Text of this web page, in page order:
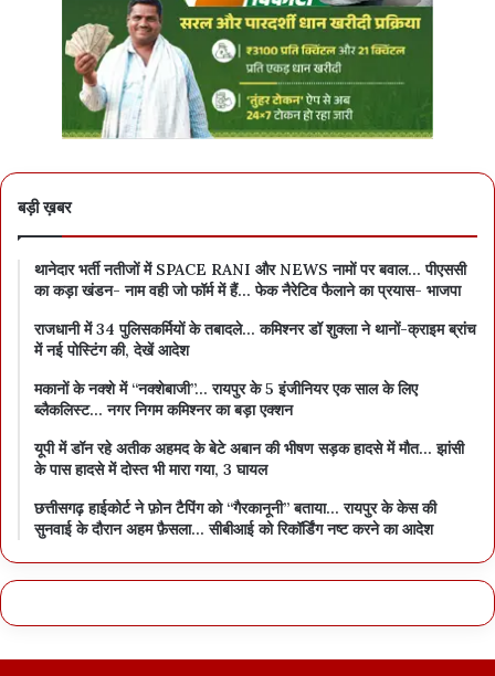
बड़ी ख़बर
थानेदार भर्ती नतीजों में SPACE RANI और NEWS नामों पर बवाल… पीएससी
का कड़ा खंडन- नाम वही जो फॉर्म में हैं… फेक नैरेटिव फैलाने का प्रयास- भाजपा
राजधानी में 34 पुलिसकर्मियों के तबादले… कमिश्नर डॉ शुक्ला ने थानों-क्राइम ब्रांच
में नई पोस्टिंग की, देखें आदेश
मकानों के नक्शे में “नक्शेबाजी”… रायपुर के 5 इंजीनियर एक साल के लिए
ब्लैकलिस्ट… नगर निगम कमिश्नर का बड़ा एक्शन
यूपी में डॉन रहे अतीक अहमद के बेटे अबान की भीषण सड़क हादसे में मौत… झांसी
के पास हादसे में दोस्त भी मारा गया, 3 घायल
छत्तीसगढ़ हाईकोर्ट ने फ़ोन टैपिंग को “गैरकानूनी” बताया… रायपुर के केस की
सुनवाई के दौरान अहम फ़ैसला… सीबीआई को रिकॉर्डिंग नष्ट करने का आदेश